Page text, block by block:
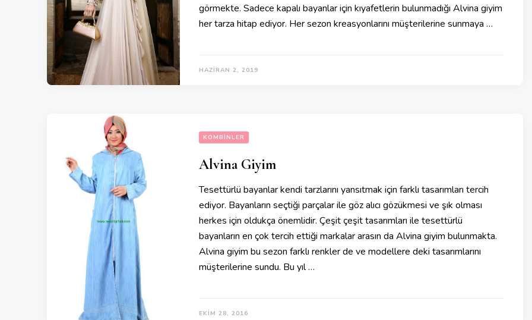
görmekte. Sadece kapalı bayanlar için kıyafetlerin bulunmadığı Alvina giyim
her tarza hitap ediyor. Her sezon kreasyonlarını müşterilerine sunmaya …
HAZIRAN 2, 2019
KOMBINLER
Alvina Giyim
Tesettürlü bayanlar kendi tarzlarını yansıtmak için farklı tasarımları tercih
ediyor. Bayanların seçtiği parçalar ile göz alıcı gözükmesi ve şık olması
herkes için oldukça önemlidir. Çeşit çeşit tasarımları ile tesettürlü
bayanların en çok tercih ettiği markalar arasın da Alvina giyim bulunmakta.
Alvina giyim bu sezon farklı renkler de ve modellere deki tasarımlarını
müşterilerine sundu. Bu yıl …
EKIM 28, 2016